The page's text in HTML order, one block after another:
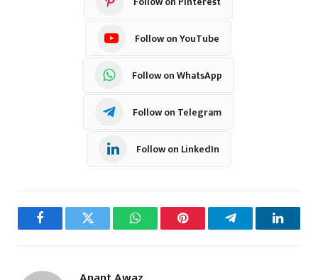
Follow on YouTube
Follow on WhatsApp
Follow on Telegram
Follow on LinkedIn
FacebookTwitter WhatsAppPinterest Telegram